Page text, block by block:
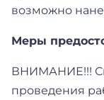
возможно
Меры
ВНИМАНИЕ!!!
проведения